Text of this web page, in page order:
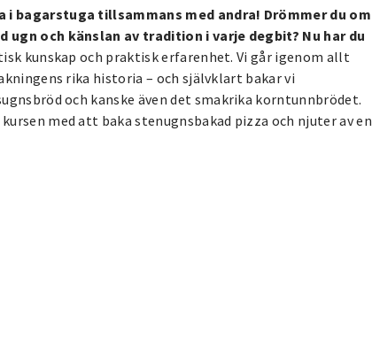
bagarstuga tillsammans med andra! Drömmer du om
och känslan av tradition i varje degbit? Nu har du
kunskap och praktisk erfarenhet. Vi går igenom allt
rika historia – och självklart bakar vi
och kanske även det smakrika korntunnbrödet.
med att baka stenugnsbakad pizza och njuter av en